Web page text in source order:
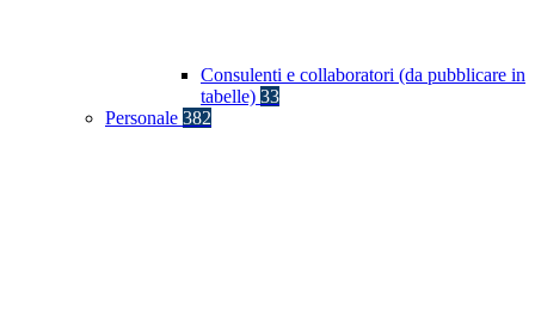
Consulenti e collaboratori (da pubblicare in
tabelle) 33
Personale 382